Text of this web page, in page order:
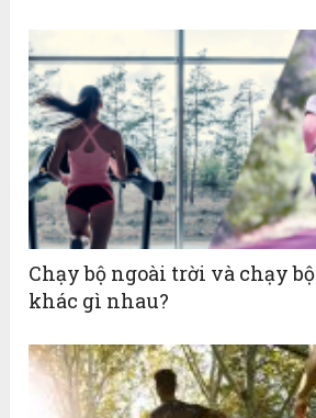
Chạy bộ ngoài trời và chạy
khác gì nhau?